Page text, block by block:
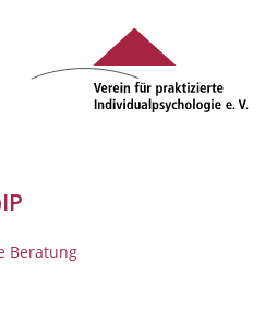
Beratung